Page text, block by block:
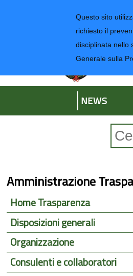
Questo sito
richiesto il
disciplinata nello
Generale sulla
Regione Liguria
NEWS
Amministrazione
Home Trasparenza
Disposizioni generali
Organizzazione
Consulenti e collaboratori